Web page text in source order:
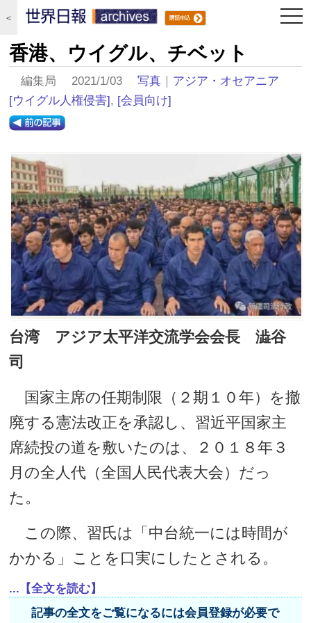
＜
香港、ウイグル、チベット
編集局 2021/1/03写真 ｜ アジア・オセアニア
[ウイグル人権侵害], [会員向け]
台湾 アジア太平洋交流学会会長 澁谷
司
国家主席の任期制限（２期１０年）を撤
廃する憲法改正を承認し、習近平国家主
席続投の道を敷いたのは、２０１８年３
月の全人代（全国人民代表大会）だっ
た。
この際、習氏は「中台統一には時間が
かかる」ことを口実にしたとされる。
...【全文を読む】
記事の全文をご覧になるには会員登録が必要で